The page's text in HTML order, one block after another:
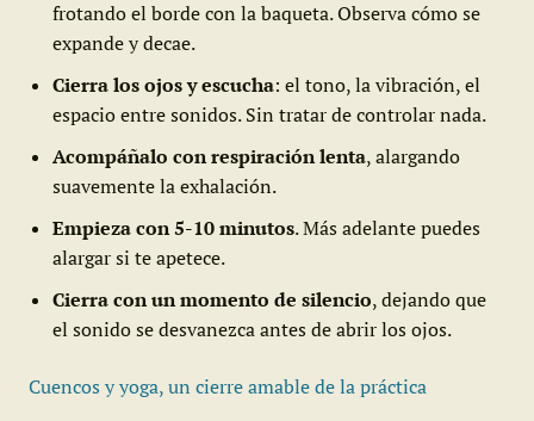
frotando el borde con la baqueta. Observa cómo se
expande y decae.
Cierra los ojos y escucha: el tono, la vibración, el
espacio entre sonidos. Sin tratar de controlar nada.
Acompáñalo con respiración lenta, alargando
suavemente la exhalación.
Empieza con 5-10 minutos. Más adelante puedes
alargar si te apetece.
Cierra con un momento de silencio, dejando que
el sonido se desvanezca antes de abrir los ojos.
Cuencos y yoga, un cierre amable de la práctica